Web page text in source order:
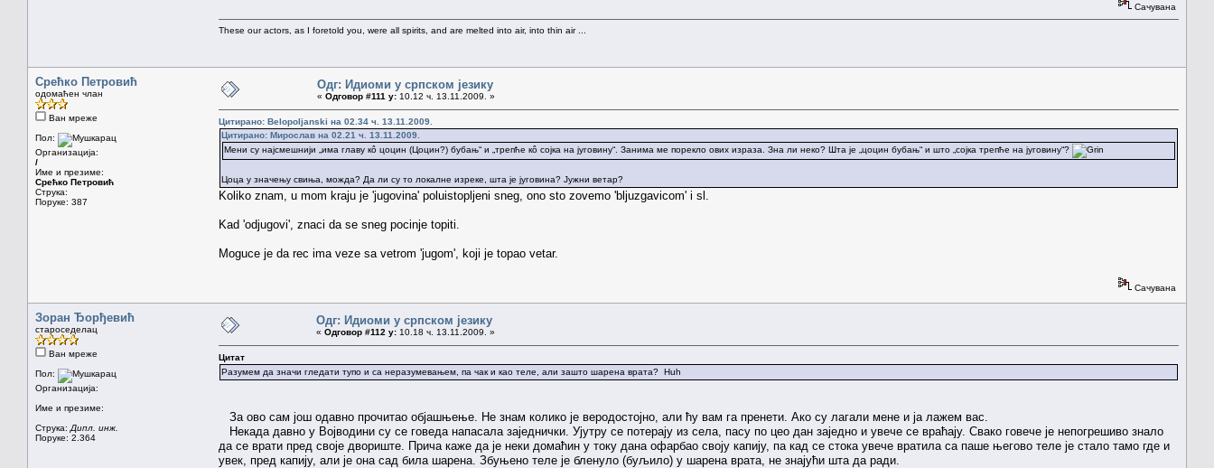
Сачувана
These our actors, as I foretold you, were all spirits, and are melted into air, into thin air ...
Срећко Петровић
одомаћен члан
Ван мреже
Пол:
Организација:
/
Име и презиме:
Срећко Петровић
Струка:
Поруке: 387
Одг: Идиоми у српском језику
« Одговор #111 у: 10.12 ч. 13.11.2009. »
Цитирано: Belopoljanski на 02.34 ч. 13.11.2009.
Цитирано: Мирослав на 02.21 ч. 13.11.2009.
Мени су најсмешнији „има главу кô цоцин (Цоцин?) бубањ“ и „трепће кô сојка на југовину“. Занима ме порекло ових израза. Зна ли неко? Шта је „цоцин бубањ“ и што „сојка трепће на југовину“?
Цоца у значењу свиња, можда? Да ли су то локалне изреке, шта је југовина? Јужни ветар?
Koliko znam, u mom kraju je 'jugovina' poluistopljeni sneg, ono sto zovemo 'bljuzgavicom' i sl.
Kad 'odjugovi', znaci da se sneg pocinje topiti.
Moguce je da rec ima veze sa vetrom 'jugom', koji je topao vetar.
Сачувана
Зоран Ђорђевић
староседелац
Ван мреже
Пол:
Организација:
Име и презиме:
Струка: Дипл. инж.
Поруке: 2.364
Одг: Идиоми у српском језику
« Одговор #112 у: 10.18 ч. 13.11.2009. »
Цитат
Разумем да значи гледати тупо и са неразумевањем, па чак и као теле, али зашто шарена врата? Huh
За ово сам још одавно прочитао објашњење. Не знам колико је веродостојно, али ћу вам га пренети. Ако су лагали мене и ја лажем вас.
Некада давно у Војводини су се говеда напасала заједнички. Ујутру се потерају из села, пасу по цео дан заједно и увече се враћају. Свако говече је непогрешиво знало
да се врати пред своје двориште. Прича каже да је неки домаћин у току дана офарбао своју капију, па кад се стока увече вратила са паше његово теле је стало тамо где и
увек, пред капију, али је она сад била шарена. Збуњено теле је бленуло (буљило) у шарена врата, не знајући шта да ради.